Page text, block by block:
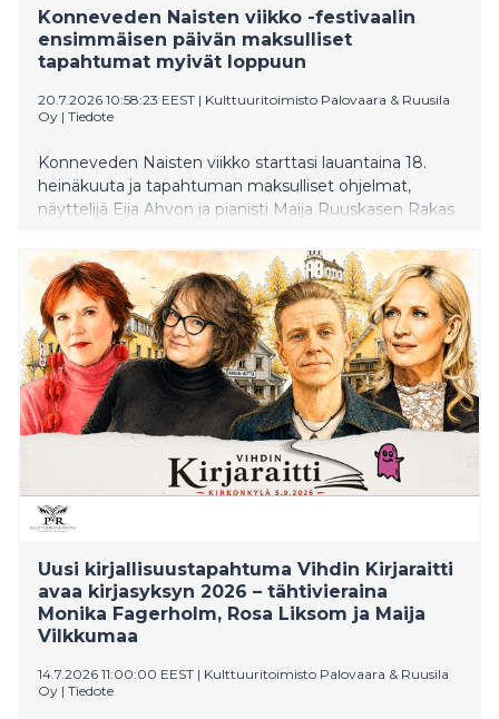
Konneveden Naisten viikko -festivaalin
ensimmäisen päivän maksulliset
tapahtumat myivät loppuun
20.7.2026 10:58:23 EEST | Kulttuuritoimisto Palovaara & Ruusila
Oy | Tiedote
Konneveden Naisten viikko starttasi lauantaina 18.
heinäkuuta ja tapahtuman maksulliset ohjelmat,
näyttelijä Eija Ahvon ja pianisti Maija Ruuskasen Rakas
kokki Kim Mikkolan loihtimat Myrsky lautasella
Shakespearen tapaan -kattaukset Väentalolla myivät
ääriään myöten täyteen. Festivaali jatkuu tänään
maanantaina päättyen trumpetisti Verneri Pohjolan ja
lyömäsoitintaiteilija Mika Kallion klo 18.00 alkavaan
Fallen Trees -konserttiin Konnevesisalissa.
Uusi kirjallisuustapahtuma Vihdin Kirjaraitti
avaa kirjasyksyn 2026 – tähtivieraina
Monika Fagerholm, Rosa Liksom ja Maija
Vilkkumaa
14.7.2026 11:00:00 EEST | Kulttuuritoimisto Palovaara & Ruusila
Oy | Tiedote